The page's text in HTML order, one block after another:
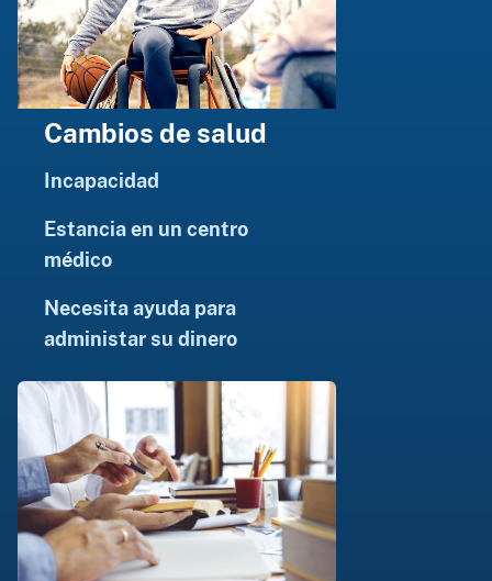
Cambios de salud
Incapacidad
Estancia en un centro
médico
Necesita ayuda para
administar su dinero